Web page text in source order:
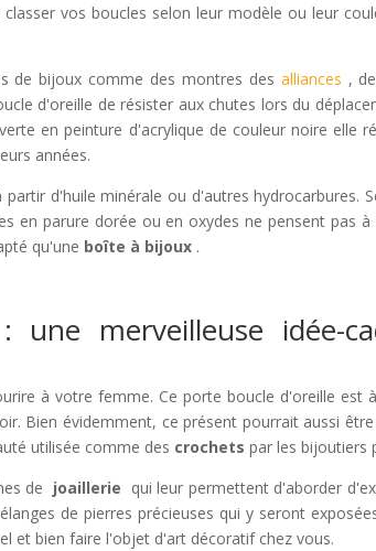
vos boucles selon leur modèle ou leur
de bijoux comme des montres des alliances ,
d'oreille de résister aux chutes lors du
en peinture d'acrylique de couleur noire elle
années.
d'huile minérale ou d'autres hydrocarbures.
en parure dorée ou en oxydes ne pensent pas
qu'une boîte à bijoux .
merveilleuse idée-
à votre femme. Ce porte boucle d'oreille
Bien évidemment, ce présent pourrait aussi
utilisée comme des crochetspar les bijoutiers
de joaillerie qui leur permettent d'aborder
de pierres précieuses qui y seront
et bien faire l'objet d'art décoratif chez vous.